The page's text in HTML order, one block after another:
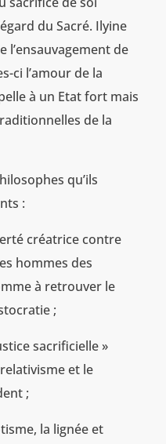
du Sacré. Ilyine
de
ci l’amour de la
à un Etat fort mais
de la
qu’ils
:
créatrice contre
hommes des
à retrouver le
;
sacrificielle »
et le
;
la lignée et